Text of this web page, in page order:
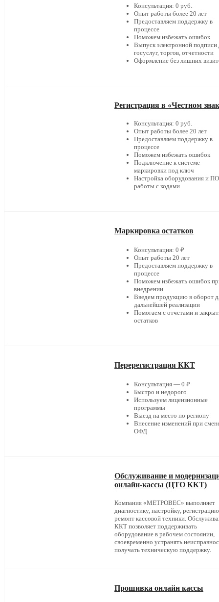
Консультация: 0 руб.
Опыт работы более 20 лет
Предоставляем поддержку в
процессе
Поможем избежать ошибок
Выпуск электронной подписи
госуслуг, торгов, отчетности
Оформление без лишних
Регистрация в «Честном
Консультация: 0 руб.
Опыт работы более 20 лет
Предоставляем поддержку в
процессе
Поможем избежать ошибок
Подключение к системе
маркировки под ключ
Настройка оборудования и
работы с кодами
Маркировка остатков
Консультация: 0 ₽
Опыт работы 20 лет
Предоставляем поддержку в
процессе
Поможем избежать ошибок
внедрении
Введем продукцию в оборот
дальнейшей реализации
Помогаем с отчетами и
остатков
Перерегистрация ККТ
Консультация — 0 ₽
Быстро и недорого
Используем лицензионные
программы
Выезд на место по региону
Внесение изменений при
ОФД
Обслуживание и
онлайн-кассы (ЦТО ККТ)
Компания «МЕТРОВЕС» выполняет
диагностику, настройку,
ремонт кассовой техники.
ККТ позволяет поддерживать
оборудование в рабочем состоянии,
своевременно устранять
получать техническую поддержку.
Прошивка онлайн кассы